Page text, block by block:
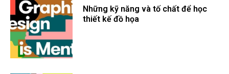
Những kỹ năng và tố chất để học
thiết kế đồ họa